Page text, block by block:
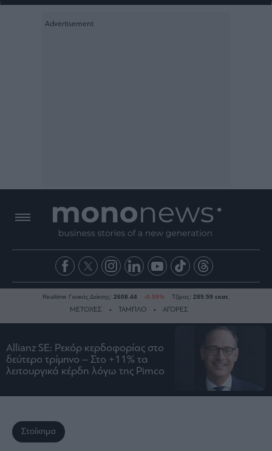
Ειδήσεις
Οικονομία
Ναυτιλία
Real
Realtime Γενικός Δείκτης: 2608.44 -0.59% Τζίρος: 289.59 εκατ.
ΜΕΤΟΧΕΣ ΤΑΜΠΛΟ ΑΓΟΡΕΣ
Allianz SE: Ρεκόρ κερδοφορίας στο
δεύτερο τρίμηνο – Στο +11% τα
λειτουργικά κέρδη λόγω της Pimco
Στοίχημα